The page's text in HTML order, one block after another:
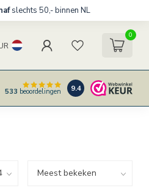
slechts 50,- binnen NL
0
533 beoordelingen 9.4